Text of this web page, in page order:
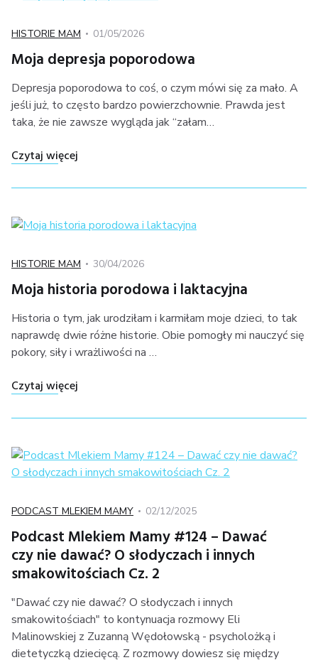
Kategoria
HISTORIE MAM
Posted
01/05/2026
Moja depresja poporodowa
Depresja poporodowa to coś, o czym mówi się za mało. A
jeśli już, to często bardzo powierzchownie. Prawda jest
taka, że nie zawsze wygląda jak “załam…
Czytaj więcej
Kategoria
HISTORIE MAM
Posted
30/04/2026
Moja historia porodowa i laktacyjna
Historia o tym, jak urodziłam i karmiłam moje dzieci, to tak
naprawdę dwie różne historie. Obie pomogły mi nauczyć się
pokory, siły i wrażliwości na …
Czytaj więcej
Kategoria
PODCAST MLEKIEM MAMY
Posted
02/12/2025
Podcast Mlekiem Mamy #124 – Dawać
czy nie dawać? O słodyczach i innych
smakowitościach Cz. 2
"Dawać czy nie dawać? O słodyczach i innych
smakowitościach" to kontynuacja rozmowy Eli
Malinowskiej z Zuzanną Wędołowską - psycholożką i
dietetyczką dziecięcą. Z rozmowy dowiesz się między